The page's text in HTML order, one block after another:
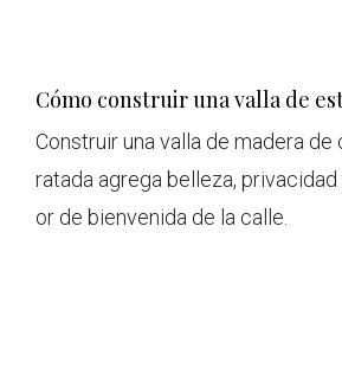
Cómo construir una valla de
Construir una valla de madera
ratada agrega belleza,
or de bienvenida de la calle.